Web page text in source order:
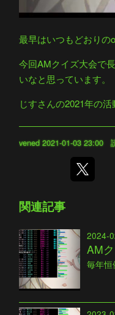
最早はいつもどおりの
今回AMクイズ大会で
いなと思っています。
じすさんの2021年の
vened 2021-01-03 23:00
関連記事
2024-
AM
毎年